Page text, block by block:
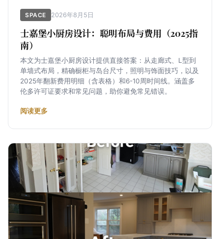
SPACE 2026年8月5日
士嘉堡小厨房设计：聪明布局与费用（2025指
南）
本文为士嘉堡小厨房设计提供直接答案：从走廊式、L型到
单墙式布局，精确橱柜与岛台尺寸，照明与饰面技巧，以及
2025年翻新费用明细（含表格）和6-10周时间线。涵盖多
伦多许可证要求和常见问题，助你避免常见错误。
阅读更多